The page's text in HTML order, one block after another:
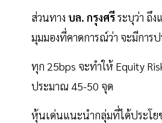
ส่วนทาง บล. กรุงศรีระบุว่า ถึ
มุมมองที่คาดการณ์ว่า จะมีการ
ทุก 25bps จะทำให้ Equity
ประมาณ 45-50 จุด
หุ้นเด่นแนะนำกลุ่มที่ได้ประโย